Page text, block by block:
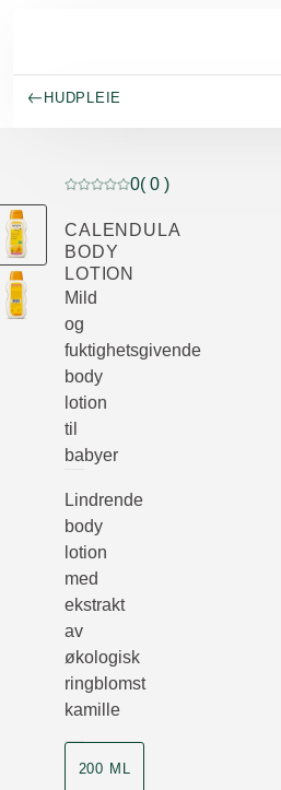
HUDPLEIE
Current rating: 0 out of 5
0( 0 )
CALENDULA
BODY
LOTION
Mild
og
fuktighetsgivende
body
lotion
til
babyer
Lindrende
body
lotion
med
ekstrakt
av
økologisk
ringblomst
kamille
200 ML